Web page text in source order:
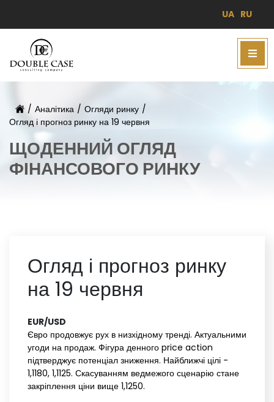
UA RU
/ Аналітика / Огляди ринку /
Огляд і прогноз ринку на 19 червня
ЩОДЕННИЙ ОГЛЯД
ФІНАНСОВОГО РИНКУ
Огляд і прогноз ринку
на 19 червня
EUR/USD‌ ‌
Євро продовжує рух в низхідному тренді. Актуальними
угоди на продаж. Фігура денного price action
підтверджує потенціал зниження. Найближчі цілі -
1,1180, 1,1125. Скасуванням ведмежого сценарію стане
закріплення ціни вище 1,1250.